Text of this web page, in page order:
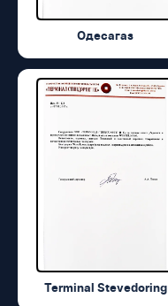
Одесагаз
Terminal Stevedoring